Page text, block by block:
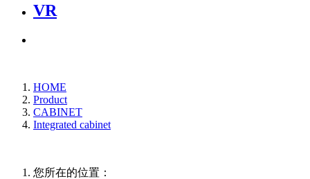
VR
HOME
Product
CABINET
Integrated cabinet
您所在的位置：